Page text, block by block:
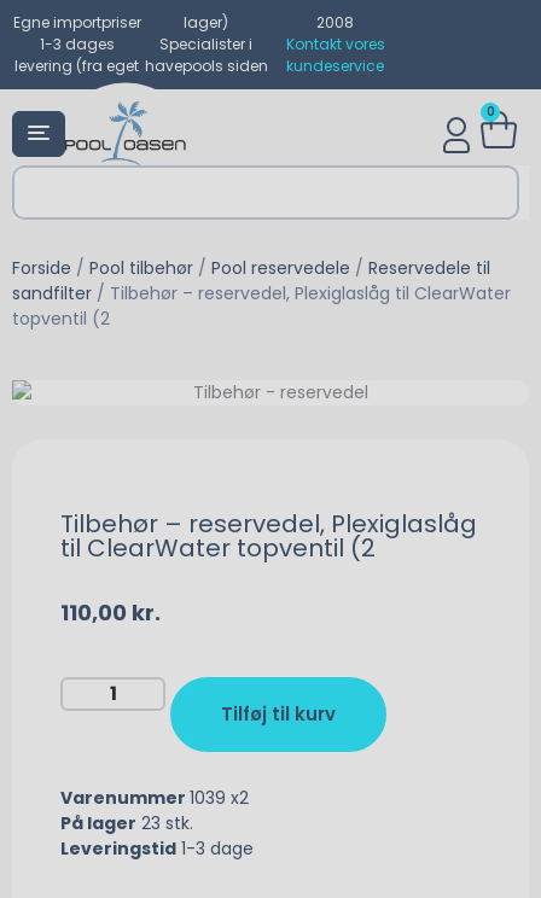
Egne importpriser
1-3 dages
levering (fra eget
lager)
Specialister i
havepools siden
2008
Kontakt vores
kundeservice
0
Forside / Pool tilbehør / Pool reservedele / Reservedele til
sandfilter / Tilbehør – reservedel, Plexiglaslåg til ClearWater
topventil (2
Tilbehør – reservedel, Plexiglaslåg
til ClearWater topventil (2
110,00 kr.
Tilføj til kurv
Varenummer 1039 x2
På lager 23 stk.
Leveringstid 1-3 dage